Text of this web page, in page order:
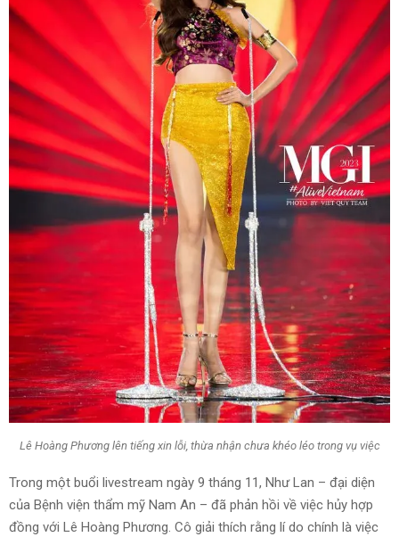
Lê Hoàng Phương lên tiếng xin lỗi, thừa nhận chưa khéo léo trong vụ việc
Trong một buổi livestream ngày 9 tháng 11, Như Lan – đại diện
của Bệnh viện thẩm mỹ Nam An – đã phản hồi về việc hủy hợp
đồng với Lê Hoàng Phương. Cô giải thích rằng lí do chính là việc